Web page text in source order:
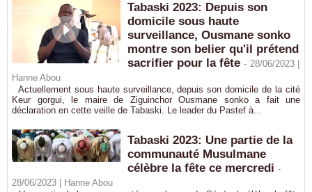
Tabaski 2023: Depuis son
domicile sous haute
surveillance, Ousmane sonko
montre son belier qu'il prétend
sacrifier pour la fête - 28/06/2023 |
Hanne Abou
Actuellement sous haute surveillance, depuis son domicile de la cité
Keur gorgui, le maire de Ziguinchor Ousmane sonko a fait une
déclaration en cette veille de Tabaski. Le leader du Pastef à...
Tabaski 2023: Une partie de la
communauté Musulmane
célèbre la fête ce mercredi -
28/06/2023 |
Hanne Abou